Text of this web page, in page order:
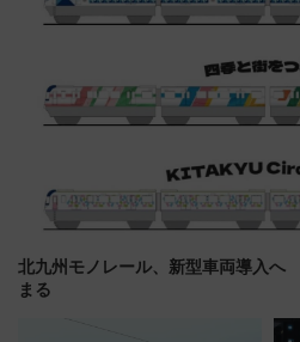
北九州モノレール、新型車両導入
まる